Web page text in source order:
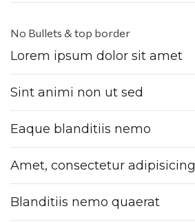
No Bullets & top border
Lorem ipsum dolor sit amet
Sint animi non ut sed
Eaque blanditiis nemo
Amet, consectetur adipisicing
Blanditiis nemo quaerat